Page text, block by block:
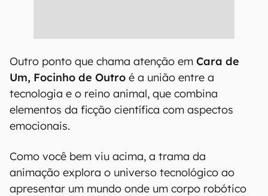
Outro ponto que chama atenção em Cara de
Um, Focinho de Outro é a união entre a
tecnologia e o reino animal, que combina
elementos da ficção científica com aspectos
emocionais.
Como você bem viu acima, a trama da
animação explora o universo tecnológico ao
apresentar um mundo onde um corpo robótico